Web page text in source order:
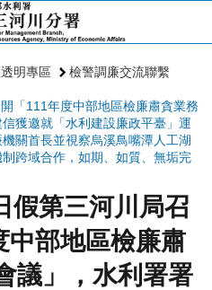
明專區
檢警調廉交流聯繫
「111年度中部地區檢廉肅貪業務
獲邀就「水利建設廉政平臺」運
關首長並視察烏溪鳥嘴潭人工湖
跨域合作，如期、如質、無垢完
假第三河川局召
中部地區檢廉肅
議」，水利署署